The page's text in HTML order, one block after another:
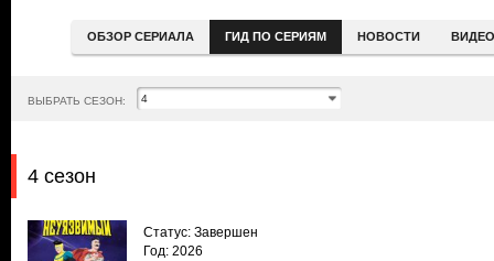
ОБЗОР СЕРИАЛА ГИД ПО СЕРИЯМ НОВОСТИ ВИДЕО
ВЫБРАТЬ СЕЗОН:
4 сезон
Статус: Завершен
Год: 2026